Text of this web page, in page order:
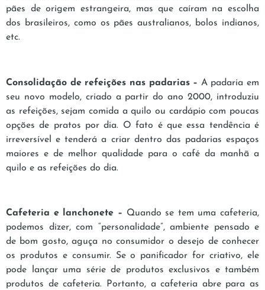
pães de origem estrangeira, mas que caíram na escolha
dos brasileiros, como os pães australianos, bolos indianos,
etc.
Consolidação de refeições nas padarias – A padaria em
seu novo modelo, criado a partir do ano 2000, introduziu
as refeições, sejam comida a quilo ou cardápio com poucas
opções de pratos por dia. O fato é que essa tendência é
irreversível e tenderá a criar dentro das padarias espaços
maiores e de melhor qualidade para o café da manhã a
quilo e as refeições do dia.
Cafeteria e lanchonete – Quando se tem uma cafeteria,
podemos dizer, com “personalidade”, ambiente pensado e
de bom gosto, aguça no consumidor o desejo de conhecer
os produtos e consumir. Se o panificador for criativo, ele
pode lançar uma série de produtos exclusivos e também
produtos de cafeteria. Portanto, a cafeteria abre para as